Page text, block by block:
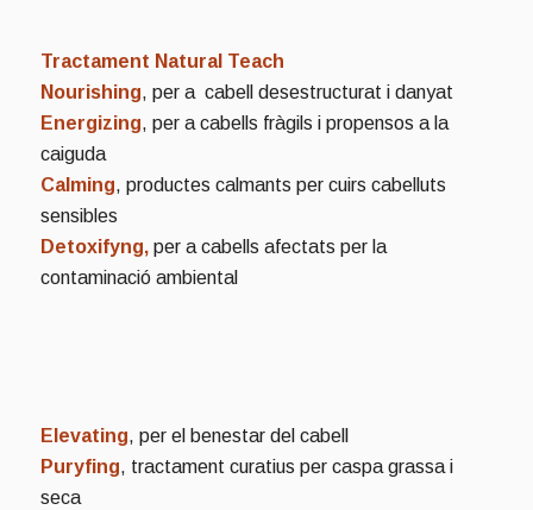
Tractament Natural Teach
Nourishing, per a cabell desestructurat i danyat
Energizing, per a cabells fràgils i propensos a la
caiguda
Calming, productes calmants per cuirs cabelluts
sensibles
Detoxifyng, per a cabells afectats per la
contaminació ambiental
Elevating, per el benestar del cabell
Puryfing, tractament curatius per caspa grassa i
seca